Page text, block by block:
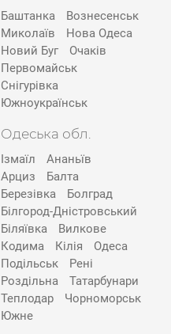
Баштанка
Вознесенськ
Миколаїв
Нова Одеса
Новий Буг
Очаків
Первомайськ
Снігурівка
Южноукраїнськ
Одеська обл.
Ізмаїл
Ананьїв
Арциз
Балта
Березівка
Болград
Білгород-Дністровський
Біляївка
Вилкове
Кодима
Кілія
Одеса
Подільськ
Рені
Роздільна
Татарбунари
Теплодар
Чорноморськ
Южне